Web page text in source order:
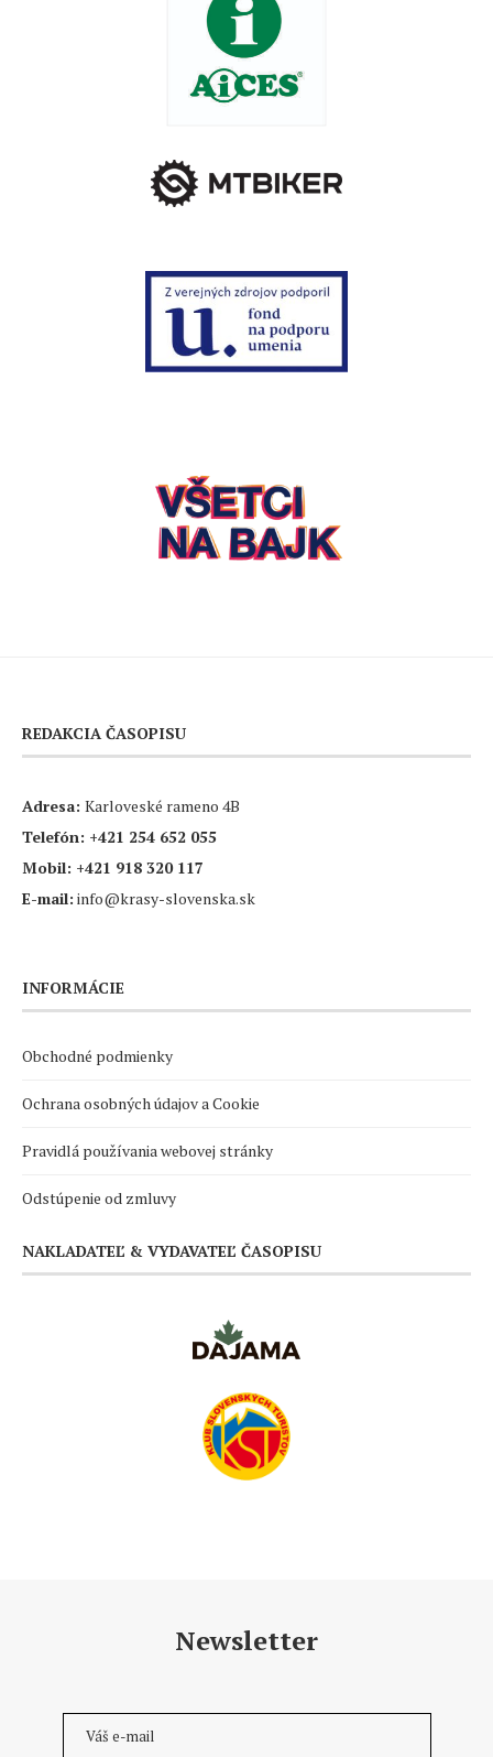
REDAKCIA ČASOPISU
Adresa: Karloveské rameno 4B
Telefón: +421 254 652 055
Mobil: +421 918 320 117
E-mail: info@krasy-slovenska.sk
INFORMÁCIE
Obchodné podmienky
Ochrana osobných údajov a Cookie
Pravidlá používania webovej stránky
Odstúpenie od zmluvy
NAKLADATEĽ & VYDAVATEĽ ČASOPISU
Newsletter